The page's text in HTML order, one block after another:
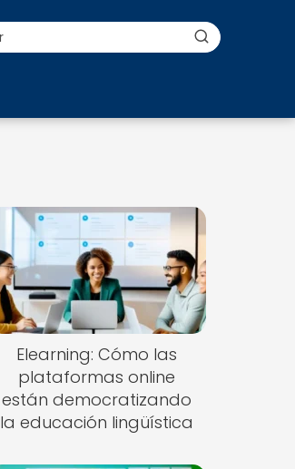
Elearning: Cómo las
plataformas online
están democratizando
la educación lingüística